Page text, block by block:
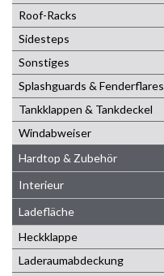
Roof-Racks
Sidesteps
Sonstiges
Splashguards & Fenderflares
Tankklappen & Tankdeckel
Windabweiser
Hardtop & Zubehör
Interieur
Ladefläche
Heckklappe
Laderaumabdeckung